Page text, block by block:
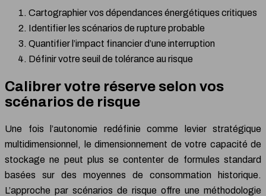
Cartographier vos dépendances énergétiques critiques
Identifier les scénarios de rupture probable
Quantifier l’impact financier d’une interruption
Définir votre seuil de tolérance au risque
Calibrer votre réserve selon vos
scénarios de risque
Une fois l’autonomie redéfinie comme levier stratégique
multidimensionnel, le dimensionnement de votre capacité de
stockage ne peut plus se contenter de formules standard
basées sur des moyennes de consommation historique.
L’approche par scénarios de risque offre une méthodologie